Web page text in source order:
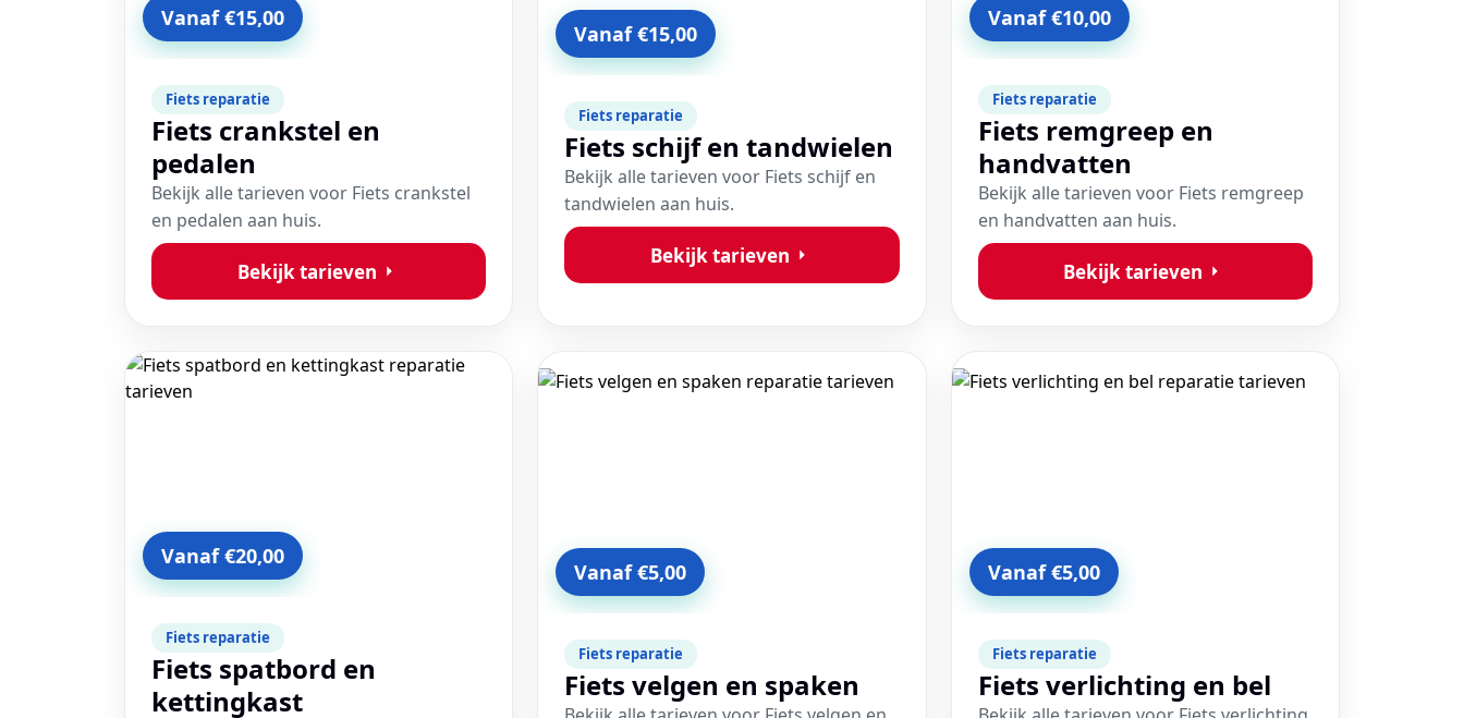
Vanaf €15,00
Fiets reparatie
Fiets crankstel en
pedalen
Bekijk alle tarieven voor Fiets crankstel
en pedalen aan huis.
Bekijk tarieven
Vanaf €15,00
Fiets reparatie
Fiets schijf en tandwielen
Bekijk alle tarieven voor Fiets schijf en
tandwielen aan huis.
Bekijk tarieven
Vanaf €10,00
Fiets reparatie
Fiets remgreep en
handvatten
Bekijk alle tarieven voor Fiets remgreep
en handvatten aan huis.
Bekijk tarieven
Vanaf €20,00
Fiets reparatie
Fiets spatbord en
kettingkast
Vanaf €5,00
Fiets reparatie
Fiets velgen en spaken
Vanaf €5,00
Fiets reparatie
Fiets verlichting en bel